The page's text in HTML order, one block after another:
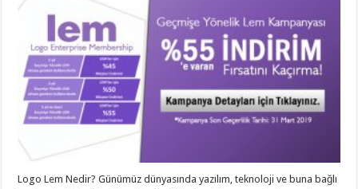
Logo Lem Nedir? Günümüz dünyasında yazılım, teknoloji ve buna bağlı